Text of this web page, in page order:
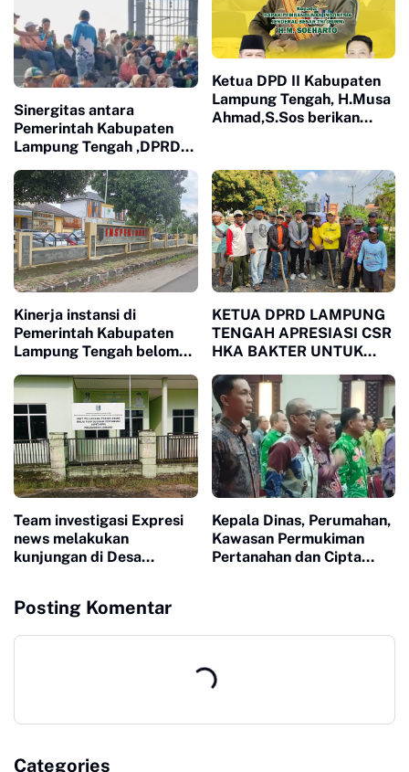
Sinergitas antara
Pemerintah Kabupaten
Lampung Tengah ,DPRD
Tengah , Dinas DLH ,dan
Disporapar Lam- Teng
untuk menciptakan
Daerah yang Bersih dan
Sehat.
Ketua DPD II Kabupaten
Lampung Tengah, H.Musa
Ahmad,S.Sos berikan
H.M. Soeharto
Kinerja instansi di
Pemerintah Kabupaten
Lampung Tengah belom
Fungsinya Inspektorat
DiLampung Tengah
KETUA DPRD LAMPUNG
TENGAH APRESIASI CSR
HKA BAKTER UNTUK
KAMPUNG PUTRA
BUYUT
Team investigasi Expresi
news melakukan
kunjungan di Desa
lapangan, atas dugaan
Kepala Dinas, Perumahan,
Kawasan Permukiman
Pertanahan dan Cipta
24 tahun 2026.
Posting Komentar
Categories